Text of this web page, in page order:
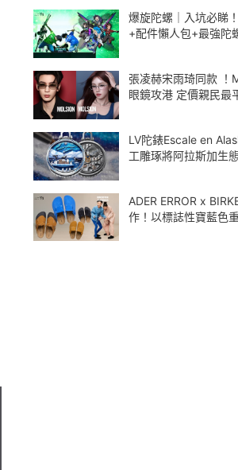
爆旋陀螺｜入坑必睇
+配件懶人包+最強陀
張凌赫宋雨琦同款 ！
眼鏡攻港 定價親民最
LV陀錶Escale en
工雕琢將阿拉斯加生
ADER ERROR x
作！以標誌性寶藍色